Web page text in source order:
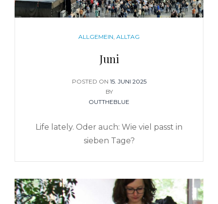
CATEGORIES
ALLGEMEIN ALLTAG
Juni
POSTED ON POSTED
ON
15. JUNI 2025
BY
OUTTHEBLUE
Life lately. Oder auch: Wie viel passt in
sieben Tage?